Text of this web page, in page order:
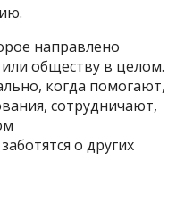
направлено
обществу в целом.
когда помогают,
сотрудничают,
о других